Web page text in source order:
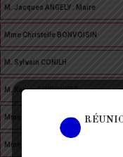
M. Jacques ANGELY : Maire
Mme Christelle BONVOISIN
M. Sylvain CONILH
M. Xavier GUIRONNET
Mme Anita SARTRAN : Deuxième
Mme Géraldine WILHELM